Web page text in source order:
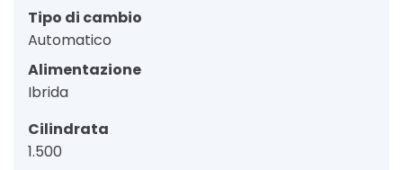
Tipo di cambio
Automatico
Alimentazione
Ibrida
Cilindrata
1.500